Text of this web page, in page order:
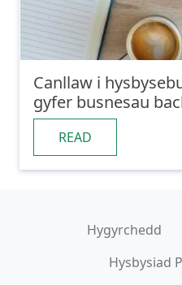
Canllaw i
gyfer busnesau
READ
Hygyrchedd
Hysbysiad